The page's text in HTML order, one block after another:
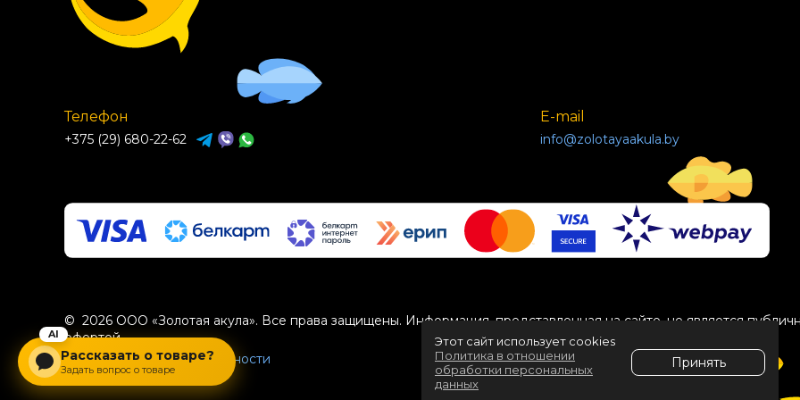
Телефон
+375 (29) 680-22-62
E-mail
info@zolotayaakula.by
© 2026 ООО «Золотая акула». Все права защищены. Информация, представленная на сайте, не является
офертой.
Политика конфиденциальности
Этот сайт использует cookies
Политика в отношении
обработки персональных
данных
Принять
Рассказать о товаре?
Задать вопрос о товаре